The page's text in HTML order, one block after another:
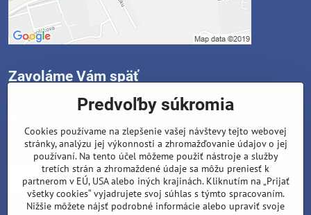
Zavoláme Vám späť
Váš telefón*
Predvoľby súkromia
Cookies používame na zlepšenie vašej návštevy tejto webovej
stránky, analýzu jej výkonnosti a zhromažďovanie údajov o jej
používaní. Na tento účel môžeme použiť nástroje a služby
tretích strán a zhromaždené údaje sa môžu preniesť k
partnerom v EÚ, USA alebo iných krajinách. Kliknutím na „Prijať
všetky cookies“ vyjadrujete svoj súhlas s týmto spracovaním.
Nižšie môžete nájsť podrobné informácie alebo upraviť svoje